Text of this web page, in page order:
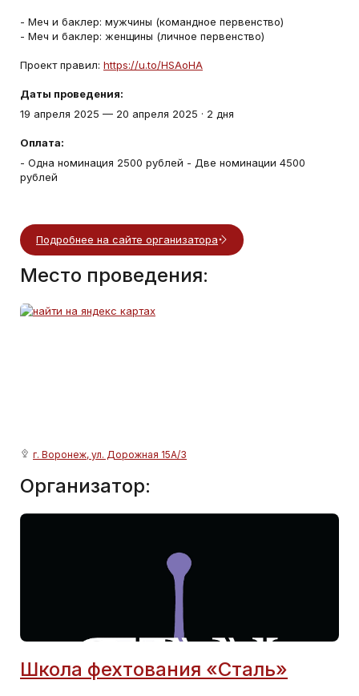
- Меч и баклер: мужчины (командное первенство)
- Меч и баклер: женщины (личное первенство)
Проект правил: https://u.to/HSAoHA
Даты проведения:
19 апреля 2025 — 20 апреля 2025 · 2 дня
Оплата:
- Одна номинация 2500 рублей - Две номинации 4500
рублей
Подробнее на сайте организатора
Место проведения:
г. Воронеж, ул. Дорожная 15А/3
Организатор:
Школа фехтования «Сталь»